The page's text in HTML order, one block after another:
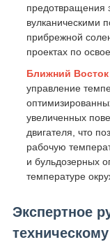
предотвращения
вулканическими
прибрежной
проектах по
Ближний
управление
увеличенных
двигателя, что
рабочую
и бульдозерных
температуре
Экспертное